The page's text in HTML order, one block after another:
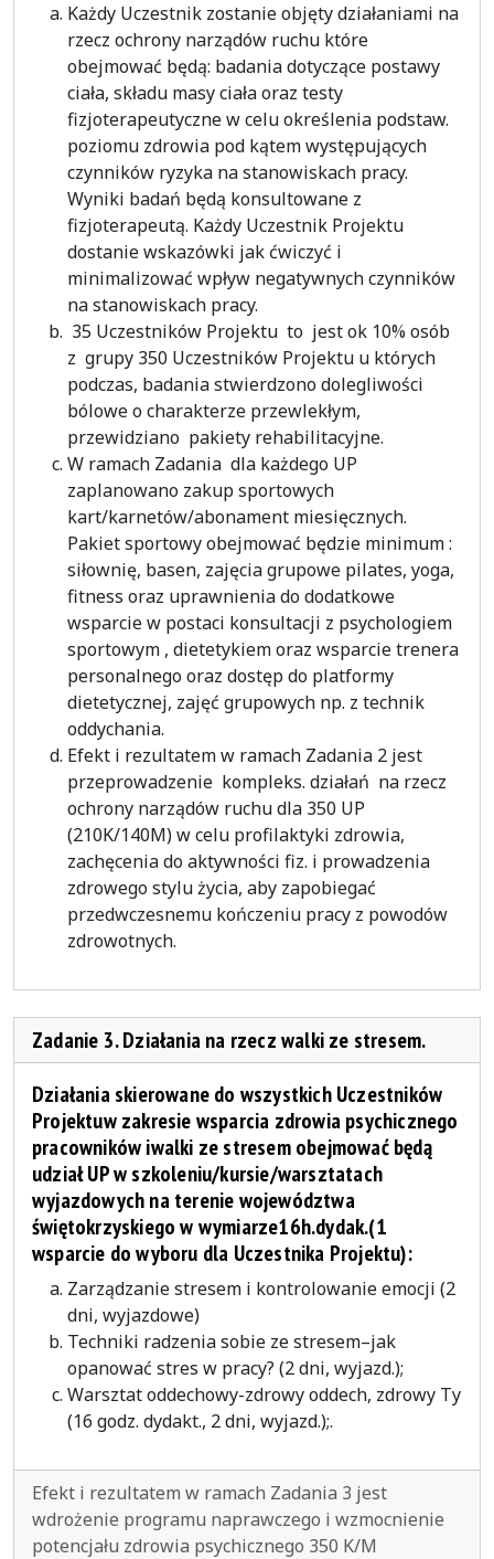
Każdy Uczestnik zostanie objęty działaniami na
rzecz ochrony narządów ruchu które
obejmować będą: badania dotyczące postawy
ciała, składu masy ciała oraz testy
fizjoterapeutyczne w celu określenia podstaw.
poziomu zdrowia pod kątem występujących
czynników ryzyka na stanowiskach pracy.
Wyniki badań będą konsultowane z
fizjoterapeutą. Każdy Uczestnik Projektu
dostanie wskazówki jak ćwiczyć i
minimalizować wpływ negatywnych czynników
na stanowiskach pracy.
35 Uczestników Projektu to jest ok 10% osób
z grupy 350 Uczestników Projektu u których
podczas, badania stwierdzono dolegliwości
bólowe o charakterze przewlekłym,
przewidziano pakiety rehabilitacyjne.
W ramach Zadania dla każdego UP
zaplanowano zakup sportowych
kart/karnetów/abonament miesięcznych.
Pakiet sportowy obejmować będzie minimum :
siłownię, basen, zajęcia grupowe pilates, yoga,
fitness oraz uprawnienia do dodatkowe
wsparcie w postaci konsultacji z psychologiem
sportowym , dietetykiem oraz wsparcie trenera
personalnego oraz dostęp do platformy
dietetycznej, zajęć grupowych np. z technik
oddychania.
Efekt i rezultatem w ramach Zadania 2 jest
przeprowadzenie kompleks. działań na rzecz
ochrony narządów ruchu dla 350 UP
(210K/140M) w celu profilaktyki zdrowia,
zachęcenia do aktywności fiz. i prowadzenia
zdrowego stylu życia, aby zapobiegać
przedwczesnemu kończeniu pracy z powodów
zdrowotnych.
Zadanie 3. Działania na rzecz walki ze stresem.
Działania skierowane do wszystkich Uczestników
Projektuw zakresie wsparcia zdrowia psychicznego
pracowników iwalki ze stresem obejmować będą
udział UP w szkoleniu/kursie/warsztatach
wyjazdowych na terenie województwa
świętokrzyskiego w wymiarze16h.dydak.(1
wsparcie do wyboru dla Uczestnika Projektu):
Zarządzanie stresem i kontrolowanie emocji (2
dni, wyjazdowe)
Techniki radzenia sobie ze stresem–jak
opanować stres w pracy? (2 dni, wyjazd.);
Warsztat oddechowy-zdrowy oddech, zdrowy Ty
(16 godz. dydakt., 2 dni, wyjazd.);.
Efekt i rezultatem w ramach Zadania 3 jest
wdrożenie programu naprawczego i wzmocnienie
potencjału zdrowia psychicznego 350 K/M